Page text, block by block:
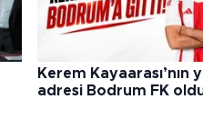
Kerem Kayaarası’nın
adresi Bodrum FK